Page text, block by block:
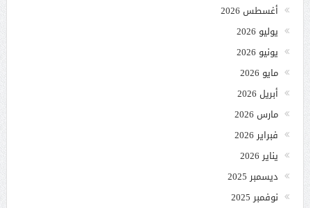
أغسطس 2026
يوليو 2026
يونيو 2026
مايو 2026
أبريل 2026
مارس 2026
فبراير 2026
يناير 2026
ديسمبر 2025
نوفمبر 2025